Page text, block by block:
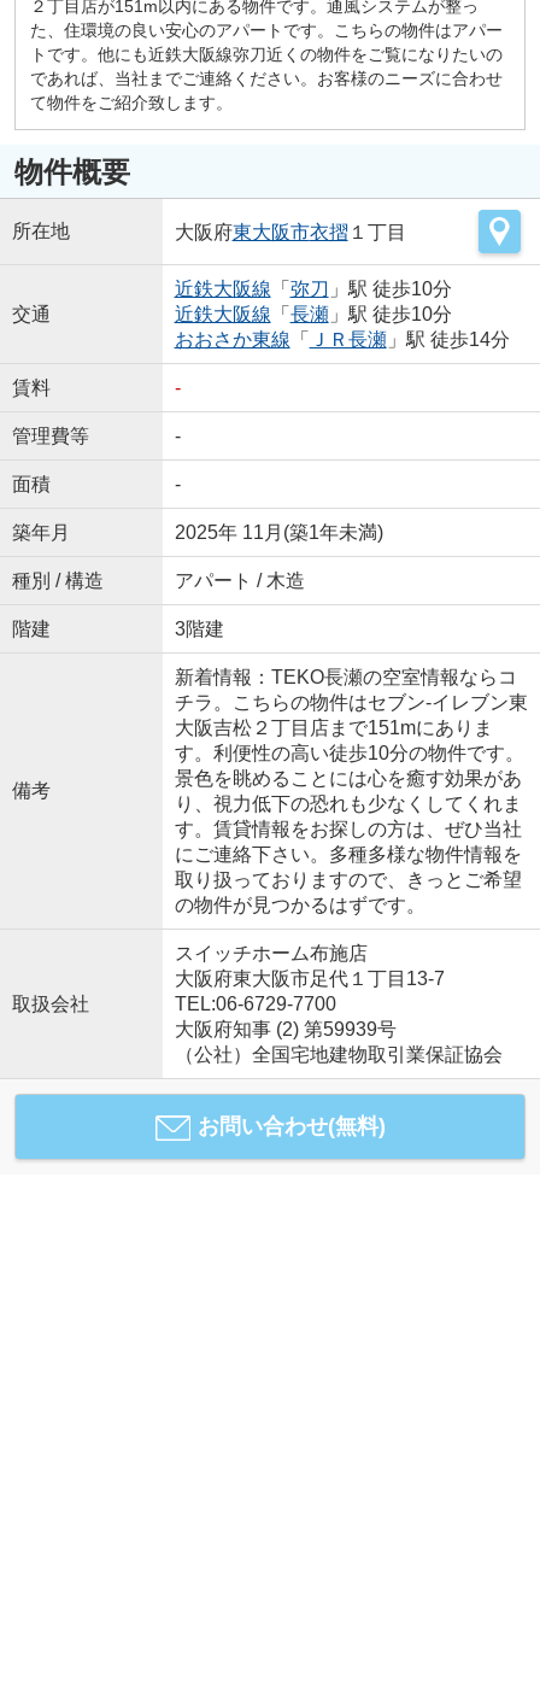
２丁目店が151m以内にある物件です。通風システムが整っ
た、住環境の良い安心のアパートです。こちらの物件はアパー
トです。他にも近鉄大阪線弥刀近くの物件をご覧になりたいの
であれば、当社までご連絡ください。お客様のニーズに合わせ
て物件をご紹介致します。
物件概要
所在地 大阪府東大阪市衣摺１丁目
交通
近鉄大阪線 「 弥刀 」駅 徒歩10分
近鉄大阪線 「 長瀬」駅 徒歩10分
おおさか東線 「 ＪＲ長瀬」駅 徒歩14分
賃料 -
管理費等 -
面積 -
築年月 2025年 11月(築1年未満)
種別 / 構造 アパート / 木造
階建 3階建
備考
新着情報：TEKO長瀬の空室情報ならコ
チラ。こちらの物件はセブン-イレブン東
大阪吉松２丁目店まで151mにありま
す。利便性の高い徒歩10分の物件です。
景色を眺めることには心を癒す効果があ
り、視力低下の恐れも少なくしてくれま
す。賃貸情報をお探しの方は、ぜひ当社
にご連絡下さい。多種多様な物件情報を
取り扱っておりますので、きっとご希望
の物件が見つかるはずです。
取扱会社
スイッチホーム布施店
大阪府東大阪市足代１丁目13-7
TEL:06-6729-7700
大阪府知事 (2) 第59939号
（公社）全国宅地建物取引業保証協会
お問い合わせ(無料)